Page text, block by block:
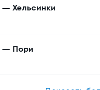
— Хельсинки
— Пори